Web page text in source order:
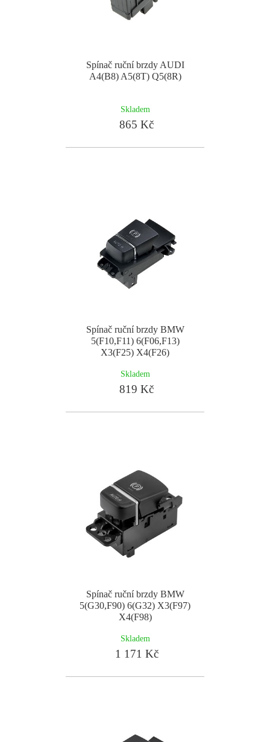
Spínač ruční brzdy AUDI
A4(B8) A5(8T) Q5(8R)
Skladem
865 Kč
Spínač ruční brzdy BMW
5(F10,F11) 6(F06,F13)
X3(F25) X4(F26)
Skladem
819 Kč
Spínač ruční brzdy BMW
5(G30,F90) 6(G32) X3(F97)
X4(F98)
Skladem
1 171 Kč